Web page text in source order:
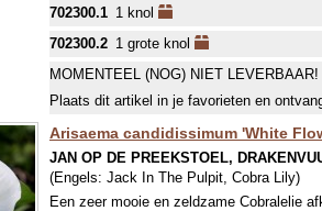
702300.1 1 knol
702300.2 1 grote knol
MOMENTEEL (NOG) NIET LEVERBAAR!
Plaats dit artikel in je favorieten en
Arisaema candidissimum 'White
JAN OP DE PREEKSTOEL,
(Engels: Jack In The Pulpit, Cobra Lily)
Een zeer mooie en zeldzame Cobralelie